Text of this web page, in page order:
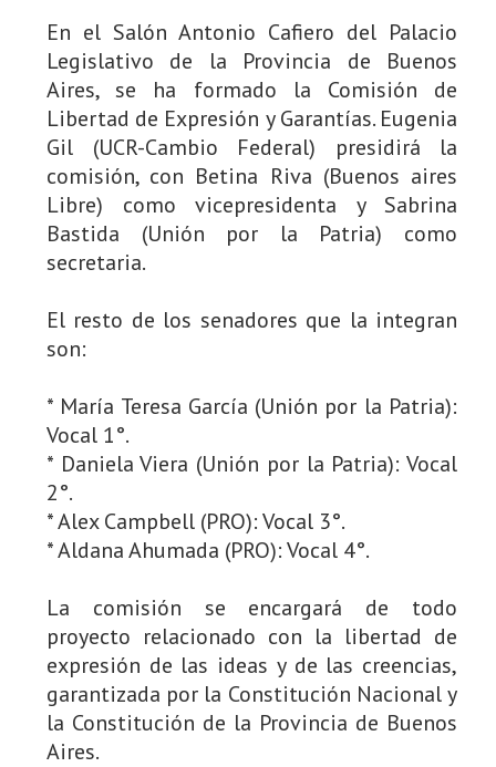
En el Salón Antonio Cafiero del Palacio
Legislativo de la Provincia de Buenos
Aires, se ha formado la Comisión de
Libertad de Expresión y Garantías. Eugenia
Gil (UCR-Cambio Federal) presidirá la
comisión, con Betina Riva (Buenos aires
Libre) como vicepresidenta y Sabrina
Bastida (Unión por la Patria) como
secretaria.
El resto de los senadores que la integran
son:
* María Teresa García (Unión por la Patria):
Vocal 1°.
* Daniela Viera (Unión por la Patria): Vocal
2°.
* Alex Campbell (PRO): Vocal 3°.
* Aldana Ahumada (PRO): Vocal 4°.
La comisión se encargará de todo
proyecto relacionado con la libertad de
expresión de las ideas y de las creencias,
garantizada por la Constitución Nacional y
la Constitución de la Provincia de Buenos
Aires.